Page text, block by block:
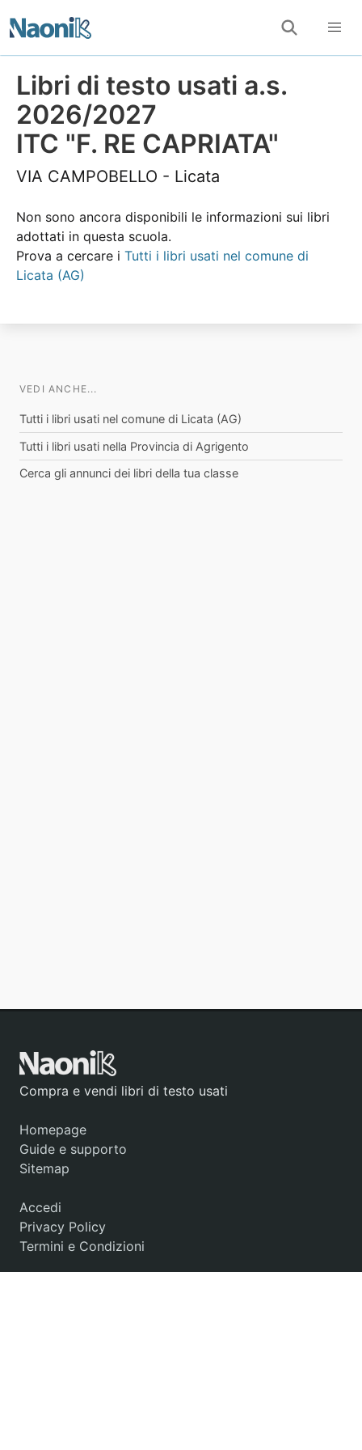
Libri di testo usati a.s.
2026/2027
ITC "F. RE CAPRIATA"
VIA CAMPOBELLO - Licata
Non sono ancora disponibili le informazioni sui libri
adottati in questa scuola.
Prova a cercare i Tutti i libri usati nel comune di
Licata (AG)
VEDI ANCHE...
Tutti i libri usati nel comune di Licata (AG)
Tutti i libri usati nella Provincia di Agrigento
Cerca gli annunci dei libri della tua classe
Compra e vendi libri di testo usati
Homepage
Guide e supporto
Sitemap
Accedi
Privacy Policy
Termini e Condizioni